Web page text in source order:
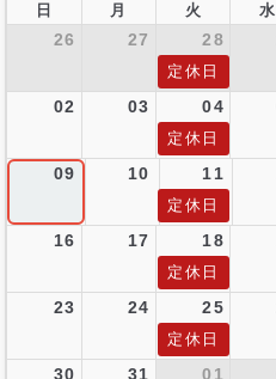
日 月 火 水
26 27 28
定休日
02 03 04
定休日
09 10 11
定休日
16 17 18
定休日
23 24 25
定休日
30 31 01